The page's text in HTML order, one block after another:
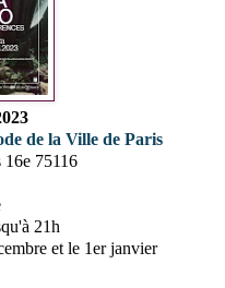
de la Ville de Paris
16e 75116
21h
et le 1er janvier